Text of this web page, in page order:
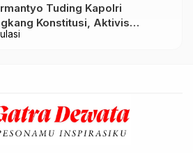
Tuding Kapolri
Konstitusi, Aktivis
Polri Tak Punya Sejarah